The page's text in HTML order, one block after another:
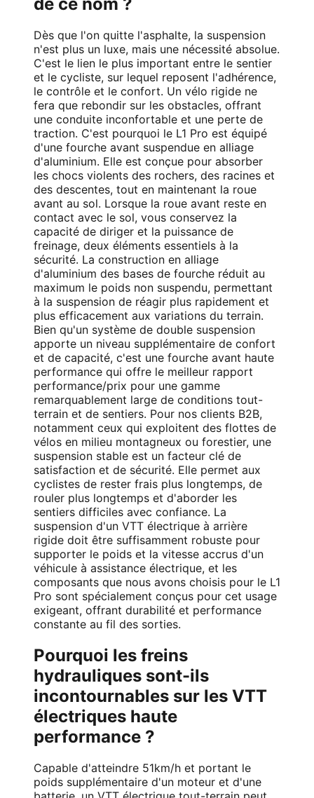
Dès que l'on quitte l'asphalte, la suspension
n'est plus un luxe, mais une nécessité absolue.
C'est le lien le plus important entre le sentier
et le cycliste, sur lequel reposent l'adhérence,
le contrôle et le confort. Un vélo rigide ne
fera que rebondir sur les obstacles, offrant
une conduite inconfortable et une perte de
traction. C'est pourquoi le L1 Pro est équipé
d'une fourche avant suspendue en alliage
d'aluminium. Elle est conçue pour absorber
les chocs violents des rochers, des racines et
des descentes, tout en maintenant la roue
avant au sol. Lorsque la roue avant reste en
contact avec le sol, vous conservez la
capacité de diriger et la puissance de
freinage, deux éléments essentiels à la
sécurité. La construction en alliage
d'aluminium des bases de fourche réduit au
maximum le poids non suspendu, permettant
à la suspension de réagir plus rapidement et
plus efficacement aux variations du terrain.
Bien qu'un système de double suspension
apporte un niveau supplémentaire de confort
et de capacité, c'est une fourche avant haute
performance qui offre le meilleur rapport
performance/prix pour une gamme
remarquablement large de conditions tout-
terrain et de sentiers. Pour nos clients B2B,
notamment ceux qui exploitent des flottes de
vélos en milieu montagneux ou forestier, une
suspension stable est un facteur clé de
satisfaction et de sécurité. Elle permet aux
cyclistes de rester frais plus longtemps, de
rouler plus longtemps et d'aborder les
sentiers difficiles avec confiance. La
suspension d'un VTT électrique à arrière
rigide doit être suffisamment robuste pour
supporter le poids et la vitesse accrus d'un
véhicule à assistance électrique, et les
composants que nous avons choisis pour le L1
Pro sont spécialement conçus pour cet usage
exigeant, offrant durabilité et performance
constante au fil des sorties.
Pourquoi les freins
hydrauliques sont-ils
incontournables sur les VTT
électriques haute
performance ?
Capable d'atteindre 51km/h et portant le
poids supplémentaire d'un moteur et d'une